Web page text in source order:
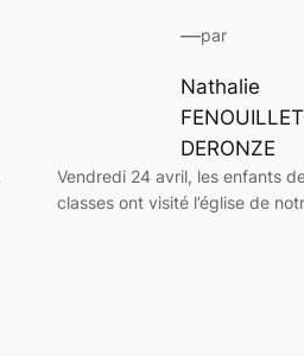
—par
Nathalie
DERONZE
Vendredi 24 avril, les enfants
classes ont visité l’église de